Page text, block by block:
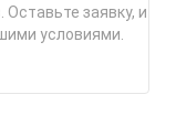
заявку, и
условиями.